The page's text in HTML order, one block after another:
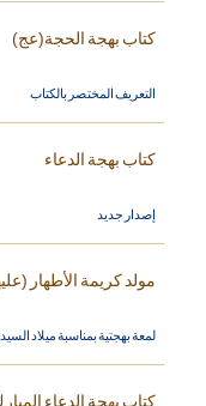
كتاب بهجة الحجة(عج)
التعريف المختصر بالكتاب
كتاب بهجة الدعاء
إصدار جديد
مولد كريمة الأطهار
لمعة بهجتية بمناسبة ميلاد
كتاب بهجة الدعاء